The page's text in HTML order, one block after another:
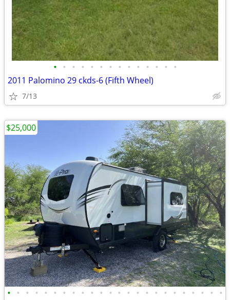
• • • • • • • • • • • • • •
2011 Palomino 29 ckds-6 (Fifth Wheel)
7/13
• • • • • • • • • • • • • • • • • • • • • • • •
$25,000